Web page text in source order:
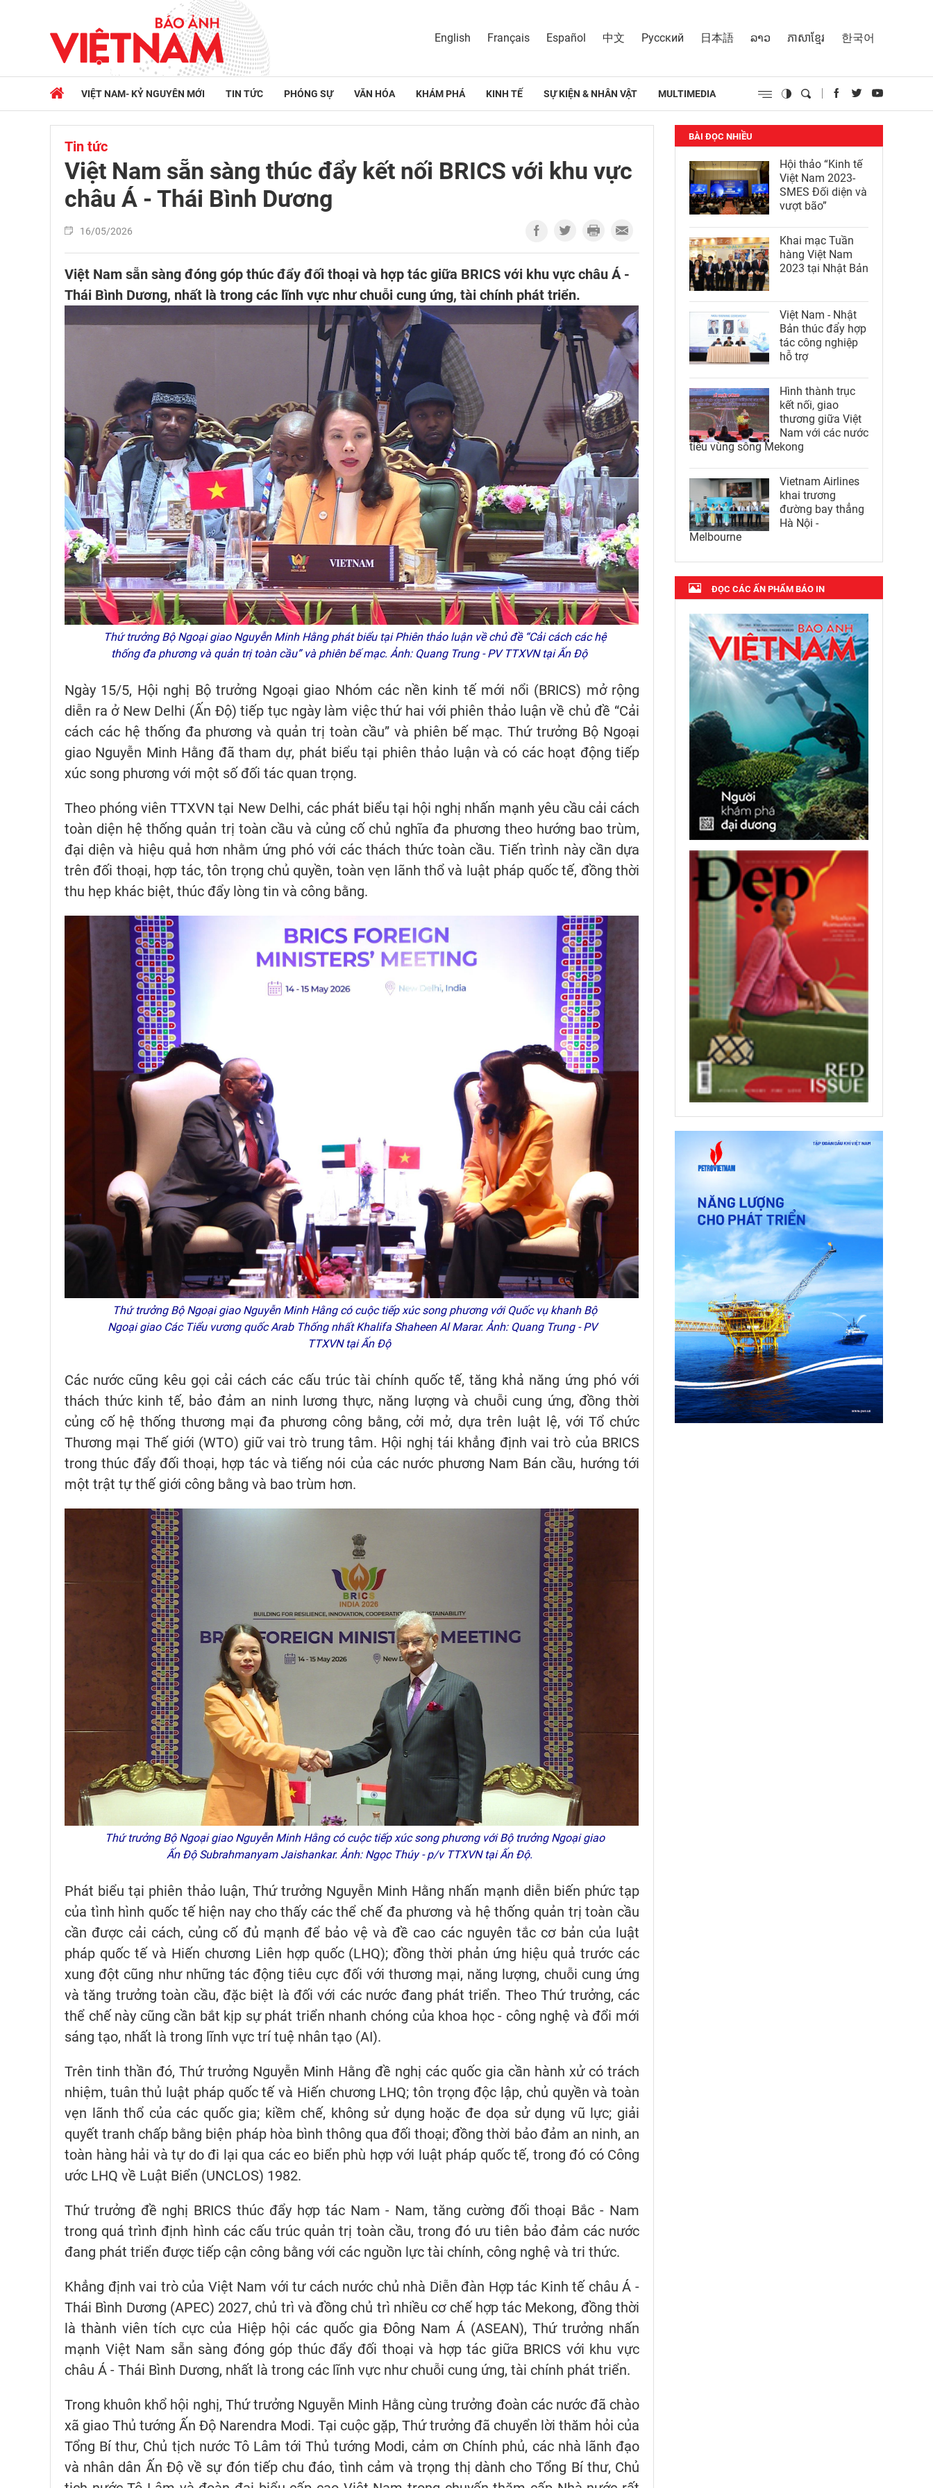
English Français Español 中文 Русский 日本語 ລາວ ភាសាខ្មែរ 한국어
VIỆT NAM- KỶ NGUYÊN MỚI TIN TỨC PHÓNG SỰ VĂN HÓA KHÁM PHÁ KINH TẾ SỰ KIỆN & NHÂN VẬT MULTIMEDIA
Tin tức
Việt Nam sẵn sàng thúc đẩy kết nối BRICS với khu vực
châu Á - Thái Bình Dương
16/05/2026
Việt Nam sẵn sàng đóng góp thúc đẩy đối thoại và hợp tác giữa BRICS với khu vực châu Á -
Thái Bình Dương, nhất là trong các lĩnh vực như chuỗi cung ứng, tài chính phát triển.
Thứ trưởng Bộ Ngoại giao Nguyễn Minh Hằng phát biểu tại Phiên thảo luận về chủ đề “Cải cách các hệ
thống đa phương và quản trị toàn cầu” và phiên bế mạc. Ảnh: Quang Trung - PV TTXVN tại Ấn Độ
Ngày 15/5, Hội nghị Bộ trưởng Ngoại giao Nhóm các nền kinh tế mới nổi (BRICS) mở rộng
diễn ra ở New Delhi (Ấn Độ) tiếp tục ngày làm việc thứ hai với phiên thảo luận về chủ đề “Cải
cách các hệ thống đa phương và quản trị toàn cầu” và phiên bế mạc. Thứ trưởng Bộ Ngoại
giao Nguyễn Minh Hằng đã tham dự, phát biểu tại phiên thảo luận và có các hoạt động tiếp
xúc song phương với một số đối tác quan trọng.
Theo phóng viên TTXVN tại New Delhi, các phát biểu tại hội nghị nhấn mạnh yêu cầu cải cách
toàn diện hệ thống quản trị toàn cầu và củng cố chủ nghĩa đa phương theo hướng bao trùm,
đại diện và hiệu quả hơn nhằm ứng phó với các thách thức toàn cầu. Tiến trình này cần dựa
trên đối thoại, hợp tác, tôn trọng chủ quyền, toàn vẹn lãnh thổ và luật pháp quốc tế, đồng thời
thu hẹp khác biệt, thúc đẩy lòng tin và công bằng.
Thứ trưởng Bộ Ngoại giao Nguyễn Minh Hằng có cuộc tiếp xúc song phương với Quốc vụ khanh Bộ
Ngoại giao Các Tiểu vương quốc Arab Thống nhất Khalifa Shaheen Al Marar. Ảnh: Quang Trung - PV
TTXVN tại Ấn Độ
Các nước cũng kêu gọi cải cách các cấu trúc tài chính quốc tế, tăng khả năng ứng phó với
thách thức kinh tế, bảo đảm an ninh lương thực, năng lượng và chuỗi cung ứng, đồng thời
củng cố hệ thống thương mại đa phương công bằng, cởi mở, dựa trên luật lệ, với Tổ chức
Thương mại Thế giới (WTO) giữ vai trò trung tâm. Hội nghị tái khẳng định vai trò của BRICS
trong thúc đẩy đối thoại, hợp tác và tiếng nói của các nước phương Nam Bán cầu, hướng tới
một trật tự thế giới công bằng và bao trùm hơn.
Thứ trưởng Bộ Ngoại giao Nguyễn Minh Hằng có cuộc tiếp xúc song phương với Bộ trưởng Ngoại giao
Ấn Độ Subrahmanyam Jaishankar. Ảnh: Ngọc Thúy - p/v TTXVN tại Ấn Độ.
Phát biểu tại phiên thảo luận, Thứ trưởng Nguyễn Minh Hằng nhấn mạnh diễn biến phức tạp
của tình hình quốc tế hiện nay cho thấy các thể chế đa phương và hệ thống quản trị toàn cầu
cần được cải cách, củng cố đủ mạnh để bảo vệ và đề cao các nguyên tắc cơ bản của luật
pháp quốc tế và Hiến chương Liên hợp quốc (LHQ); đồng thời phản ứng hiệu quả trước các
xung đột cũng như những tác động tiêu cực đối với thương mại, năng lượng, chuỗi cung ứng
và tăng trưởng toàn cầu, đặc biệt là đối với các nước đang phát triển. Theo Thứ trưởng, các
thể chế này cũng cần bắt kịp sự phát triển nhanh chóng của khoa học - công nghệ và đổi mới
sáng tạo, nhất là trong lĩnh vực trí tuệ nhân tạo (AI).
Trên tinh thần đó, Thứ trưởng Nguyễn Minh Hằng đề nghị các quốc gia cần hành xử có trách
nhiệm, tuân thủ luật pháp quốc tế và Hiến chương LHQ; tôn trọng độc lập, chủ quyền và toàn
vẹn lãnh thổ của các quốc gia; kiềm chế, không sử dụng hoặc đe dọa sử dụng vũ lực; giải
quyết tranh chấp bằng biện pháp hòa bình thông qua đối thoại; đồng thời bảo đảm an ninh, an
toàn hàng hải và tự do đi lại qua các eo biển phù hợp với luật pháp quốc tế, trong đó có Công
ước LHQ về Luật Biển (UNCLOS) 1982.
Thứ trưởng đề nghị BRICS thúc đẩy hợp tác Nam - Nam, tăng cường đối thoại Bắc - Nam
trong quá trình định hình các cấu trúc quản trị toàn cầu, trong đó ưu tiên bảo đảm các nước
đang phát triển được tiếp cận công bằng với các nguồn lực tài chính, công nghệ và tri thức.
Khẳng định vai trò của Việt Nam với tư cách nước chủ nhà Diễn đàn Hợp tác Kinh tế châu Á -
Thái Bình Dương (APEC) 2027, chủ trì và đồng chủ trì nhiều cơ chế hợp tác Mekong, đồng thời
là thành viên tích cực của Hiệp hội các quốc gia Đông Nam Á (ASEAN), Thứ trưởng nhấn
mạnh Việt Nam sẵn sàng đóng góp thúc đẩy đối thoại và hợp tác giữa BRICS với khu vực
châu Á - Thái Bình Dương, nhất là trong các lĩnh vực như chuỗi cung ứng, tài chính phát triển.
Trong khuôn khổ hội nghị, Thứ trưởng Nguyễn Minh Hằng cùng trưởng đoàn các nước đã chào
xã giao Thủ tướng Ấn Độ Narendra Modi. Tại cuộc gặp, Thứ trưởng đã chuyển lời thăm hỏi của
Tổng Bí thư, Chủ tịch nước Tô Lâm tới Thủ tướng Modi, cảm ơn Chính phủ, các nhà lãnh đạo
và nhân dân Ấn Độ về sự đón tiếp chu đáo, tình cảm và trọng thị dành cho Tổng Bí thư, Chủ
BÀI ĐỌC NHIỀU
Hội thảo “Kinh tế
Việt Nam 2023-
SMES Đối diện và
vượt bão”
Khai mạc Tuần
hàng Việt Nam
2023 tại Nhật Bản
Việt Nam - Nhật
Bản thúc đẩy hợp
tác công nghiệp
hỗ trợ
Hình thành trục
kết nối, giao
thương giữa Việt
Nam với các nước
tiểu vùng sông Mekong
Vietnam Airlines
khai trương
đường bay thẳng
Hà Nội -
Melbourne
ĐỌC CÁC ẤN PHẨM BÁO IN